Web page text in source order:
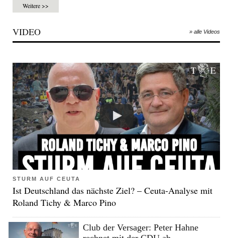
Weitere >>
VIDEO » alle Videos
STURM AUF CEUTA
Ist Deutschland das nächste Ziel? – Ceuta-Analyse mit
Roland Tichy & Marco Pino
Club der Versager: Peter Hahne